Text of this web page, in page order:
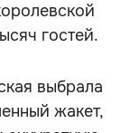
гостей.
выбрала
жакет,